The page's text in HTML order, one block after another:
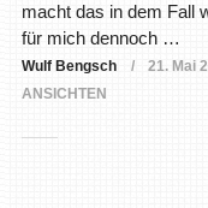
macht das in dem Fall
für mich dennoch …
Wulf Bengsch 21. Mai
ANSICHTEN